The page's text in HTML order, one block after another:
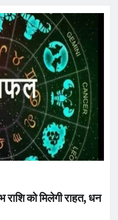
को मिलेगी राहत, धन